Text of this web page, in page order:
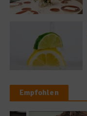
Empfohlen